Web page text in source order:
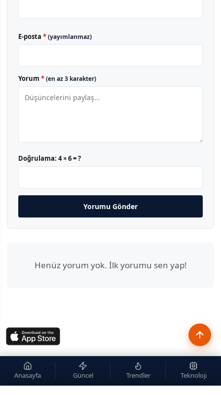
E-posta *(yayımlanmaz)
Yorum *(en az 3 karakter)
Doğrulama: 4 × 6 = ?
Yorumu Gönder
Henüz yorum yok. İlk yorumu sen yap!
Anasayfa Güncel Trendler Teknoloji